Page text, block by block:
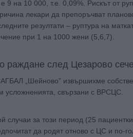
9 на 10 000, т.е. 0,09%. Рискът от
лекари да препоръчват
резултати – руптура на
при 1 на 1000 жени (5,6,7).
раждане след Цезарово
„Шейново” извършихме
усложненията, свързани с ВРСЦС.
случаи за този период (25
да родят отново с ЦС и по-